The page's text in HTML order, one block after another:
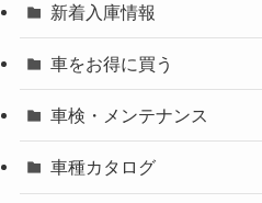
新着入庫情報
車をお得に買う
車検・メンテナンス
車種カタログ